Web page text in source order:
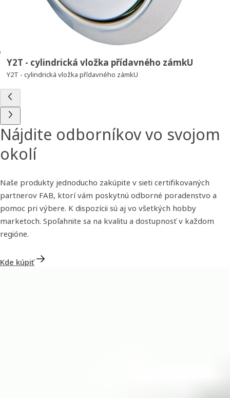
Y2T - cylindrická vložka přídavného zámkU
Y2T - cylindrická vložka přídavného zámkU
Nájdite odborníkov vo svojom
okolí
Naše produkty jednoducho zakúpite v sieti certifikovaných
partnerov FAB, ktorí vám poskytnú odborné poradenstvo a
pomoc pri výbere. K dispozícii sú aj vo všetkých hobby
marketoch. Spoľahnite sa na kvalitu a dostupnosť v každom
regióne.
Kde kúpiť